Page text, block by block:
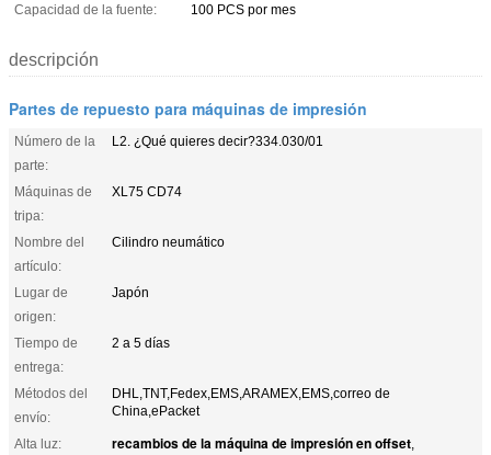
Capacidad de la fuente:
100 PCS por mes
descripción
Partes de repuesto para máquinas de impresión
Número de la
parte:
L2. ¿Qué quieres decir?334.030/01
Máquinas de
tripa:
XL75 CD74
Nombre del
artículo:
Cilindro neumático
Lugar de
origen:
Japón
Tiempo de
entrega:
2 a 5 días
Métodos del
envío:
DHL,TNT,Fedex,EMS,ARAMEX,EMS,correo de
China,ePacket
Alta luz: recambios de la máquina de impresión en offset,